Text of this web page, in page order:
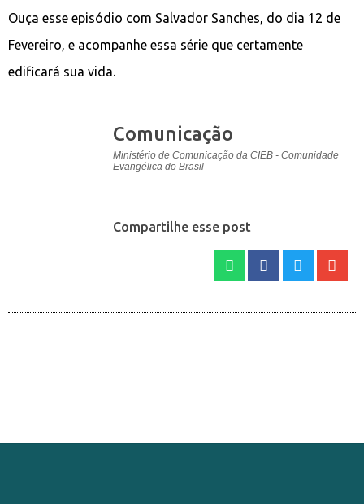
Ouça esse episódio com Salvador Sanches, do dia 12 de
Fevereiro, e acompanhe essa série que certamente
edificará sua vida.
Comunicação
Ministério de Comunicação da CIEB - Comunidade
Evangélica do Brasil
Compartilhe esse post